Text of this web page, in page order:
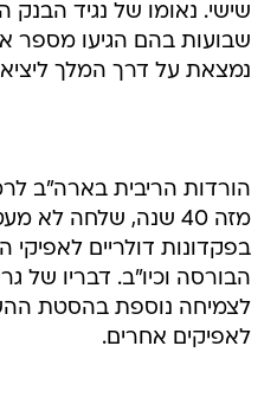
שישי. נאומו של נגיד
שבועות בהם הגיעו מספר
נמצאת על דרך המלך
מזה 40 שנה, שלחה
בפקדונות דולריים לאפיקי
הבורסה וכיו"ב. דבריו של
לצמיחה נוספת בהסטת
לאפיקים אחרים.